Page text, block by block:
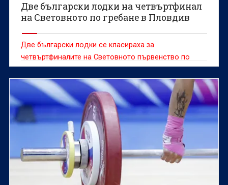
Две български лодки на четвъртфинал
на Световното по гребане в Пловдив
Две български лодки се класираха за
четвъртфиналите на Световното първенство по
гребане за мъже и жени до 19 години, което се
провежда в Пловдив.